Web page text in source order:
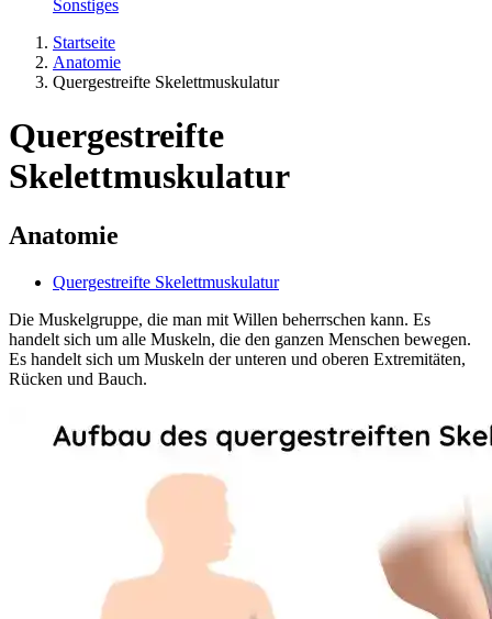
Sonstiges
Startseite
Anatomie
Quergestreifte Skelettmuskulatur
Quergestreifte
Skelettmuskulatur
Anatomie
Quergestreifte Skelettmuskulatur
Die Muskelgruppe, die man mit Willen beherrschen kann. Es
handelt sich um alle Muskeln, die den ganzen Menschen bewegen.
Es handelt sich um Muskeln der unteren und oberen Extremitäten,
Rücken und Bauch.